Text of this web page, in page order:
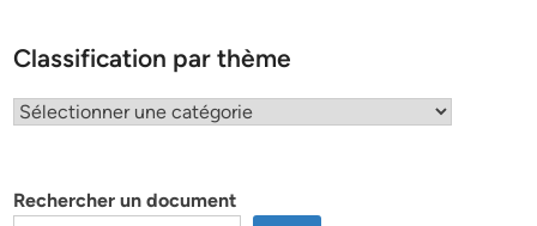
Classification par thème
Classification
Rechercher un document